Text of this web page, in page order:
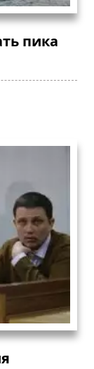
пика